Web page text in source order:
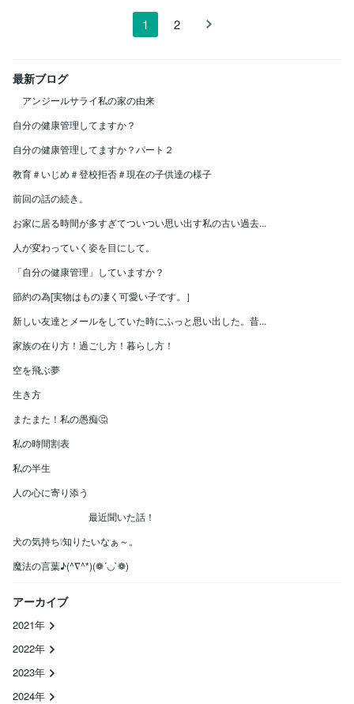
1 2
最新ブログ
アンジールサライ私の家の由来
自分の健康管理してますか？
自分の健康管理してますか？パート２
教育＃いじめ＃登校拒否＃現在の子供達の様子
前回の話の続き。
お家に居る時間が多すぎてついつい思い出す私の古い過去...
人が変わっていく姿を目にして。
「自分の健康管理」していますか？
節約の為[実物はもの凄く可愛い子です。］
新しい友達とメールをしていた時にふっと思い出した。昔...
家族の在り方！過ごし方！暮らし方！
空を飛ぶ夢
生き方
またまた！私の愚痴🤔
私の時間割表
私の半生
人の心に寄り添う
最近聞いた話！
犬の気持ち❕知りたいなぁ～。
魔法の言葉♪(^∇^*)(❁´◡`❁)
アーカイブ
2021年
2022年
2023年
2024年